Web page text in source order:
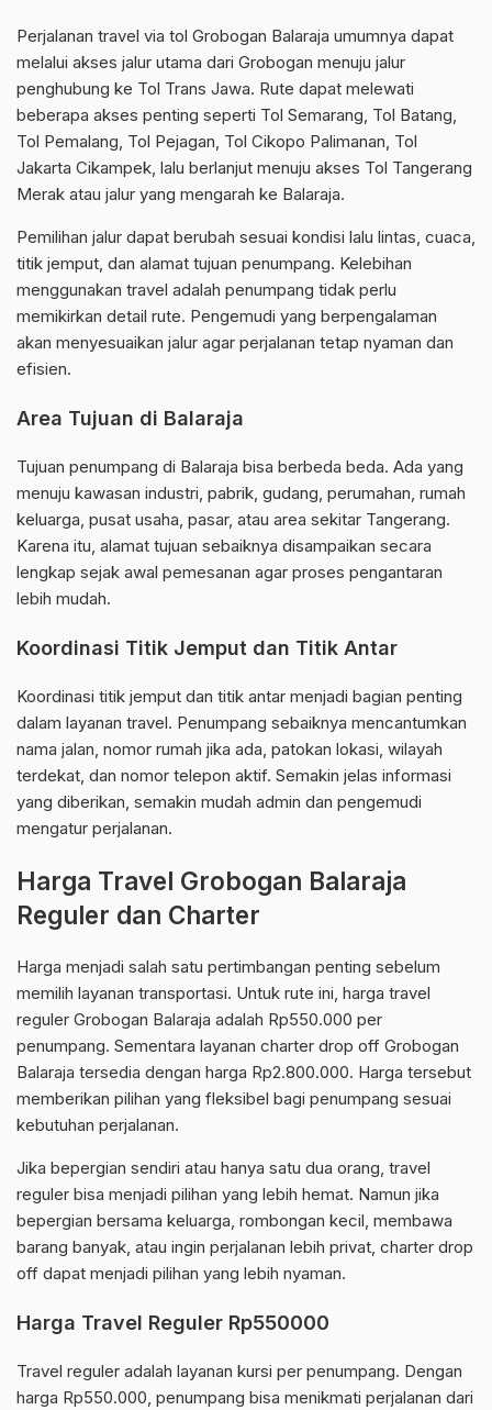
Perjalanan travel via tol Grobogan Balaraja umumnya dapat
melalui akses jalur utama dari Grobogan menuju jalur
penghubung ke Tol Trans Jawa. Rute dapat melewati
beberapa akses penting seperti Tol Semarang, Tol Batang,
Tol Pemalang, Tol Pejagan, Tol Cikopo Palimanan, Tol
Jakarta Cikampek, lalu berlanjut menuju akses Tol Tangerang
Merak atau jalur yang mengarah ke Balaraja.
Pemilihan jalur dapat berubah sesuai kondisi lalu lintas, cuaca,
titik jemput, dan alamat tujuan penumpang. Kelebihan
menggunakan travel adalah penumpang tidak perlu
memikirkan detail rute. Pengemudi yang berpengalaman
akan menyesuaikan jalur agar perjalanan tetap nyaman dan
efisien.
Area Tujuan di Balaraja
Tujuan penumpang di Balaraja bisa berbeda beda. Ada yang
menuju kawasan industri, pabrik, gudang, perumahan, rumah
keluarga, pusat usaha, pasar, atau area sekitar Tangerang.
Karena itu, alamat tujuan sebaiknya disampaikan secara
lengkap sejak awal pemesanan agar proses pengantaran
lebih mudah.
Koordinasi Titik Jemput dan Titik Antar
Koordinasi titik jemput dan titik antar menjadi bagian penting
dalam layanan travel. Penumpang sebaiknya mencantumkan
nama jalan, nomor rumah jika ada, patokan lokasi, wilayah
terdekat, dan nomor telepon aktif. Semakin jelas informasi
yang diberikan, semakin mudah admin dan pengemudi
mengatur perjalanan.
Harga Travel Grobogan Balaraja
Reguler dan Charter
Harga menjadi salah satu pertimbangan penting sebelum
memilih layanan transportasi. Untuk rute ini, harga travel
reguler Grobogan Balaraja adalah Rp550.000 per
penumpang. Sementara layanan charter drop off Grobogan
Balaraja tersedia dengan harga Rp2.800.000. Harga tersebut
memberikan pilihan yang fleksibel bagi penumpang sesuai
kebutuhan perjalanan.
Jika bepergian sendiri atau hanya satu dua orang, travel
reguler bisa menjadi pilihan yang lebih hemat. Namun jika
bepergian bersama keluarga, rombongan kecil, membawa
barang banyak, atau ingin perjalanan lebih privat, charter drop
off dapat menjadi pilihan yang lebih nyaman.
Harga Travel Reguler Rp550000
Travel reguler adalah layanan kursi per penumpang. Dengan
harga Rp550.000, penumpang bisa menikmati perjalanan dari